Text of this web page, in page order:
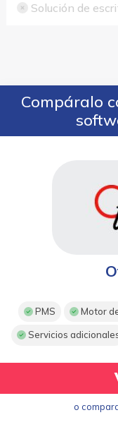
Solución de
Compáralo
PMS Motor
Servicios
o